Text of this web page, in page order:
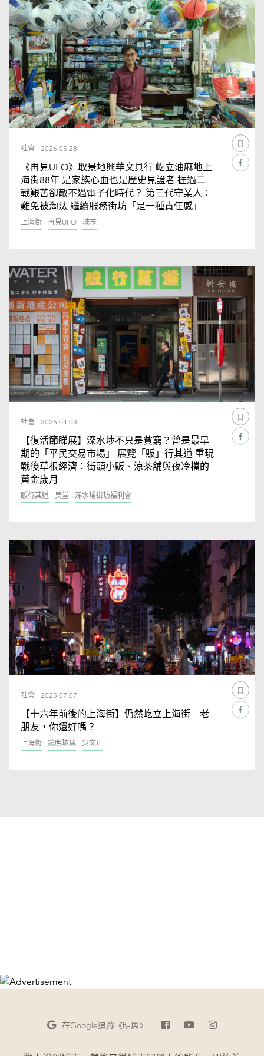
社會 2026.05.28
《再見UFO》取景地興華文具行 屹立油麻地上
海街88年 是家族心血也是歷史見證者 捱過二
戰艱苦卻敵不過電子化時代？ 第三代守業人︰
難免被淘汰 繼續服務街坊「是一種責任感」
上海街 再見UFO 城市
社會 2026.04.03
【復活節睇展】深水埗不只是貧窮？曾是最早
期的「平民交易市場」 展覽「販」行其道 重現
戰後草根經濟：街頭小販、涼茶舖與夜冷檔的
黃金歲月
販行其道 旲堂 深水埔街坊福利會
社會 2025.07.07
【十六年前後的上海街】仍然屹立上海街 老
朋友，你還好嗎？
上海街 鏡明玻璃 吳文正
在Google追蹤《明周》